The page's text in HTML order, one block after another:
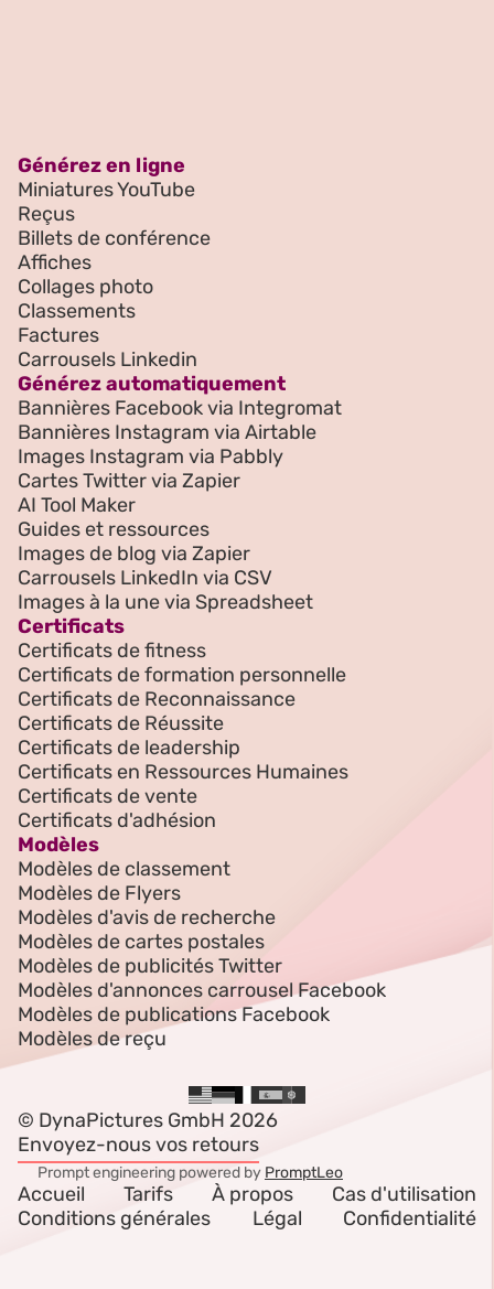
Générez en ligne
Miniatures YouTube
Reçus
Billets de conférence
Affiches
Collages photo
Classements
Factures
Carrousels Linkedin
Générez automatiquement
Bannières Facebook via Integromat
Bannières Instagram via Airtable
Images Instagram via Pabbly
Cartes Twitter via Zapier
AI Tool Maker
Guides et ressources
Images de blog via Zapier
Carrousels LinkedIn via CSV
Images à la une via Spreadsheet
Certificats
Certificats de fitness
Certificats de formation personnelle
Certificats de Reconnaissance
Certificats de Réussite
Certificats de leadership
Certificats en Ressources Humaines
Certificats de vente
Certificats d'adhésion
Modèles
Modèles de classement
Modèles de Flyers
Modèles d'avis de recherche
Modèles de cartes postales
Modèles de publicités Twitter
Modèles d'annonces carrousel Facebook
Modèles de publications Facebook
Modèles de reçu
© DynaPictures GmbH 2026
Envoyez-nous vos retours
Prompt engineering powered by PromptLeo
Accueil Tarifs À propos
Cas d'utilisation
Conditions générales
Légal Confidentialité